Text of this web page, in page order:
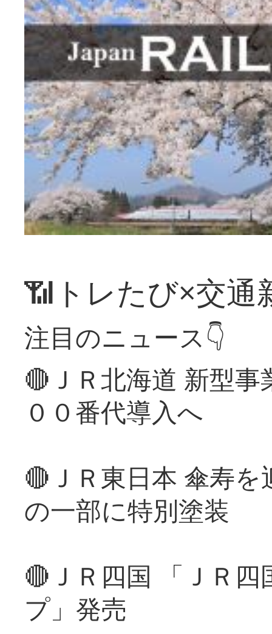
📶トレたび×交通
注目のニュース👇
🔴ＪＲ北海道 新型
００番代導入へ
🔴ＪＲ東日本 傘寿
の一部に特別塗装
🔴ＪＲ四国 「ＪＲ
プ」発売